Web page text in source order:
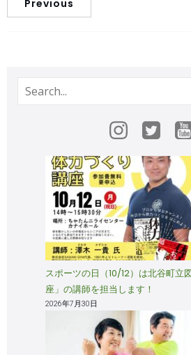
Previous
スポーツの日（10/12）は北谷町立
座」の講師を担当します！
2026年7月30日